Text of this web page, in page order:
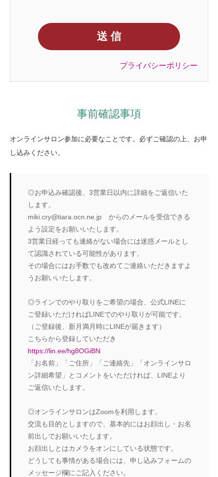
プライバシーポリシー
事前確認事項
オンラインサロン参加に必要なことです。必ずご確認の上、お申
し込みください。
◎お申込み確認後、3営業日以内に詳細をご返信いた
します。
miki.cry@tiara.ocn.ne.jp からのメールを受信できる
よう設定をお願いいたします。
3営業日経っても連絡がない場合には迷惑メールとし
て認識されている可能性があります。
その場合にはお手数でも改めてご連絡いただきますよ
うお願いいたします。
◎ラインでのやり取りをご希望の場合、公式LINEに
ご登録いただければLINEでのやり取りが可能です。
（ご登録後、新月満月時にLINEが届きます）
こちらから登録していただき
https://lin.ee/hg8OGiBN
「お名前」「ご住所」「ご連絡先」「オンラインサロ
ン詳細希望」とコメントをいただければ、LINEより
ご返信いたします。
◎オンラインサロンはZoomを利用します。
交流も目的としますので、基本的にはお顔出し・お名
前出しでお願いいたします。
お顔出しとはカメラをオンにしている状態です。
どうしても事情がある場合には、申し込みフォームの
メッセージ欄にご記入ください。